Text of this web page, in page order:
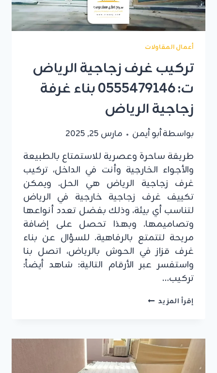
أعمال المقاولات
تركيب غرف زجاجية الرياض
ت: 0555479146 بناء غرفة
زجاجية الرياض
بواسطةأبو أيمن مارس 25, 2025
طريقة ساحرة وعصرية للاستمتاع بالطبيعة
والأجواء الخارجية وأنت في الداخل، تركيب
غرف زجاجية الرياض هي الحل. ويمكن
تكييف غرف زجاجية خارجية في الرياض
لتناسب أي بيئة، وذلك بفضل تعدد أنواعها
وتصاميمها. وبهذا تحصل على إضافة
مريحة لتتمتع بالرفاهية. للسؤال عن بناء
غرف قزاز في الحوش بالرياض، اتصل بنا
واستفسر عبر الأرقام التالية: شاهد أيضاً:
تركيب…
إقرأ المزيد تركيب
ت:
0555479146
بناء